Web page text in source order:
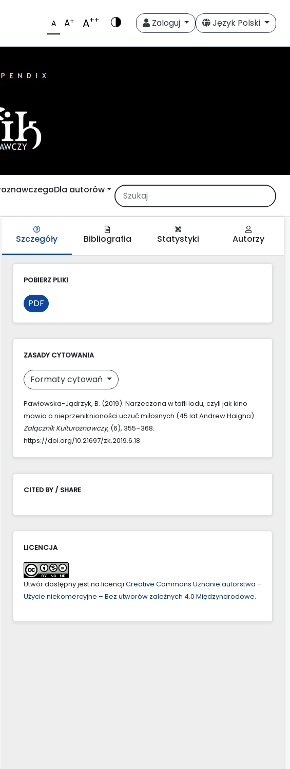
A A+ A++ Zaloguj Język Polski
Dla autorów
Szczegóły Bibliografia Statystyki Autorzy
POBIERZ PLIKI
PDF
ZASADY CYTOWANIA
Formaty cytowań
Pawłowska-Jądrzyk, B. (2019). Narzeczona w tafli lodu, czyli jak kino
mawia o nieprzeniknioności uczuć miłosnych (45 lat Andrew Haigha).
Załącznik Kulturoznawczy, (6), 355–368.
https://doi.org/10.21697/zk.2019.6.18
CITED BY / SHARE
LICENCJA
Utwór dostępny jest na licencji Creative Commons Uznanie autorstwa –
Użycie niekomercyjne – Bez utworów zależnych 4.0 Międzynarodowe.